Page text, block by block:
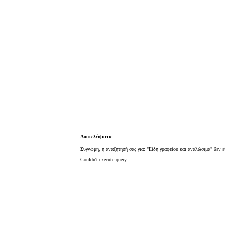
Αποτελέσματα
Συγνώμη, η αναζήτησή σας για: "Είδη γραφείου και αναλώσιμα" δεν
Couldn't execute query